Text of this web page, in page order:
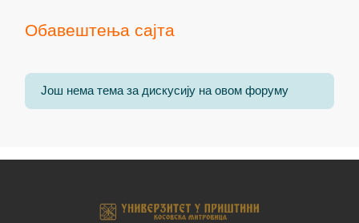
Обавештења сајта
Још нема тема за дискусију на овом форуму